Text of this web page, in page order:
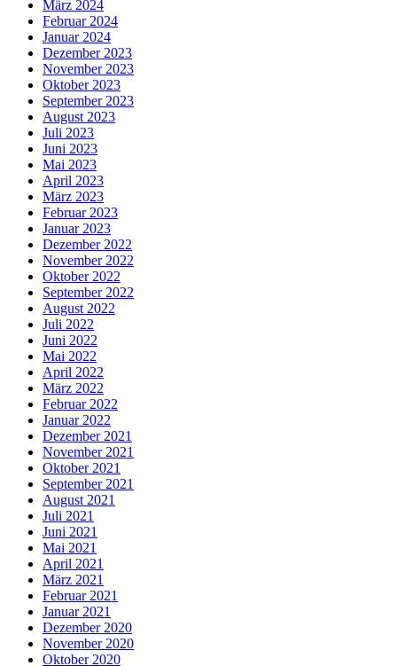
März 2024
Februar 2024
Januar 2024
Dezember 2023
November 2023
Oktober 2023
September 2023
August 2023
Juli 2023
Juni 2023
Mai 2023
April 2023
März 2023
Februar 2023
Januar 2023
Dezember 2022
November 2022
Oktober 2022
September 2022
August 2022
Juli 2022
Juni 2022
Mai 2022
April 2022
März 2022
Februar 2022
Januar 2022
Dezember 2021
November 2021
Oktober 2021
September 2021
August 2021
Juli 2021
Juni 2021
Mai 2021
April 2021
März 2021
Februar 2021
Januar 2021
Dezember 2020
November 2020
Oktober 2020